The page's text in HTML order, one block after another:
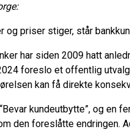
og priser stiger, står
har siden 2009 hatt
foreslo et offentlig
kan få direkte
kundeutbytte”, og en
den foreslåtte endringen.